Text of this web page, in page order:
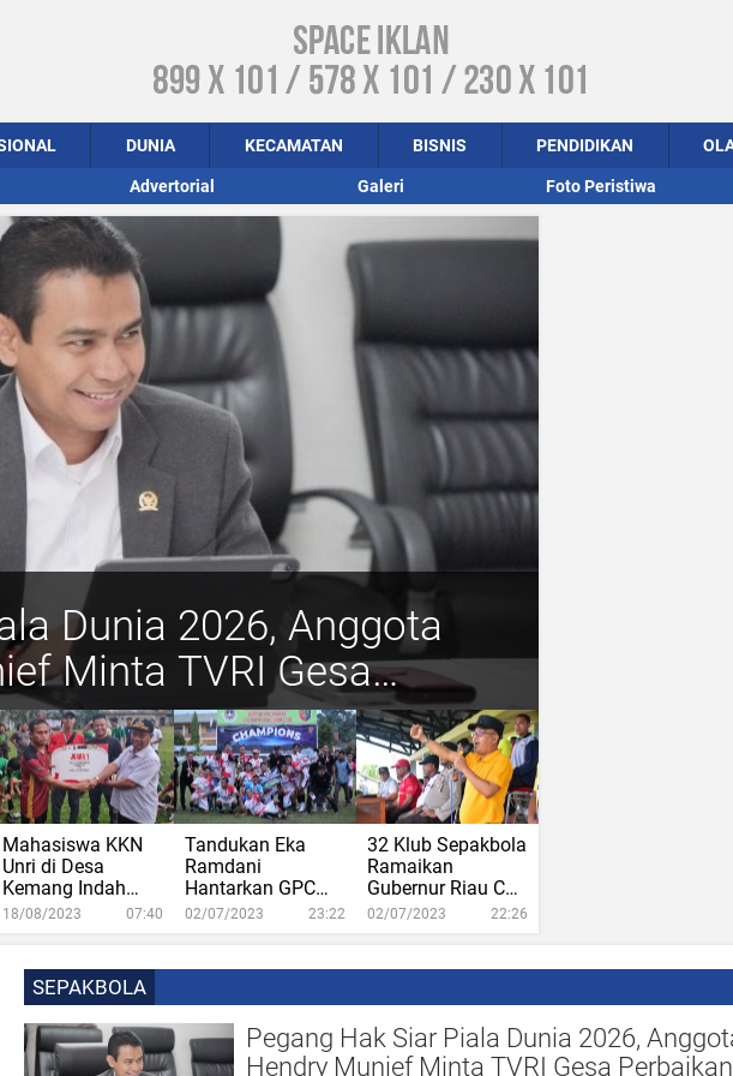
DUNIA KECAMATAN BISNIS PENDIDIKAN
Advertorial Galeri Foto Peristiwa
Dunia 2026, Anggota
Minta TVRI Gesa
Co 1907 Milik Bos
di Desa Kemang Indah
RI
Hantarkan GPC Gobah
The Winner
Gubernur Riau
Mahasiswa KKN
Unri di Desa
Kemang Indah
Gelar Semarak
18/08/2023 07:40
Tandukan Eka
Ramdani
Hantarkan GPC
Gobah
Winner
02/07/2023 23:22
32 Klub Sepakbola
Ramaikan
Gubernur Riau Cup
di Kampar
02/07/2023 22:26
SEPAKBOLA
Pegang Hak Siar Piala Dunia 2026,
Hendry Munief Minta TVRI Gesa